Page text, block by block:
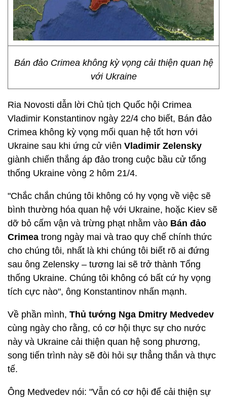
Bán đảo Crimea không kỳ vọng cải thiện quan hệ
với Ukraine
Ria Novosti dẫn lời Chủ tịch Quốc hội Crimea
Vladimir Konstantinov ngày 22/4 cho biết, Bán đảo
Crimea không kỳ vọng mối quan hệ tốt hơn với
Ukraine sau khi ứng cử viên Vladimir Zelensky
giành chiến thắng áp đảo trong cuộc bầu cử tổng
thống Ukraine vòng 2 hôm 21/4.
"Chắc chắn chúng tôi không có hy vọng về việc sẽ
bình thường hóa quan hệ với Ukraine, hoặc Kiev sẽ
dỡ bỏ cấm vận và trừng phạt nhằm vào Bán đảo
Crimea trong ngày mai và trao quy chế chính thức
cho chúng tôi, nhất là khi chúng tôi biết rõ ai đứng
sau ông Zelensky – tương lai sẽ trở thành Tổng
thống Ukraine. Chúng tôi không có bất cứ hy vọng
tích cực nào", ông Konstantinov nhấn mạnh.
Về phần mình, Thủ tướng Nga Dmitry Medvedev
cùng ngày cho rằng, có cơ hội thực sự cho nước
này và Ukraine cải thiện quan hệ song phương,
song tiến trình này sẽ đòi hỏi sự thẳng thắn và thực
tế.
Ông Medvedev nói: "Vẫn có cơ hội để cải thiện sự